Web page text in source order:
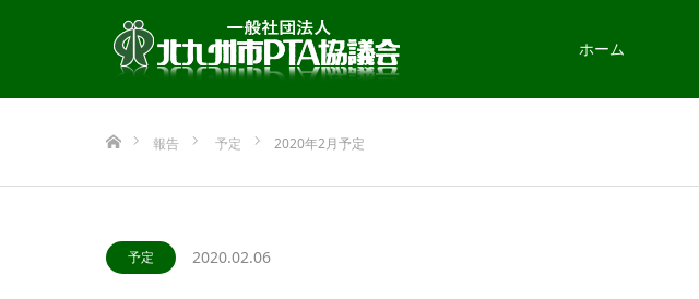
ホーム
報告
予定 2020年2月予定
予定 2020.02.06